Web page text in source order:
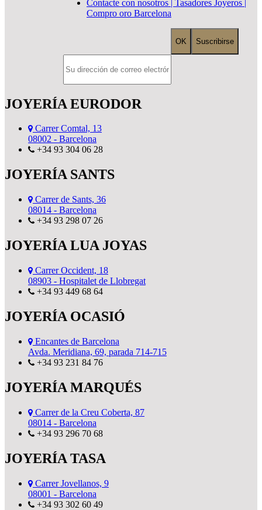
Contacte con nosotros | Tasadores Joyeros |
Compro oro Barcelona
JOYERÍA EURODOR
Carrer Comtal, 13
08002 - Barcelona
+34 93 304 06 28
JOYERÍA SANTS
Carrer de Sants, 36
08014 - Barcelona
+34 93 298 07 26
JOYERÍA LUA JOYAS
Carrer Occident, 18
08903 - Hospitalet de Llobregat
+34 93 449 68 64
JOYERÍA OCASIÓ
Encantes de Barcelona
Avda. Meridiana, 69, parada 714-715
+34 93 231 84 76
JOYERÍA MARQUÉS
Carrer de la Creu Coberta, 87
08014 - Barcelona
+34 93 296 70 68
JOYERÍA TASA
Carrer Jovellanos, 9
08001 - Barcelona
+34 93 302 60 49